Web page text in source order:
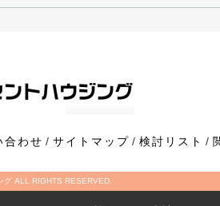
合わせ サイトマップ 検討リスト
グ ALL RIGHTS RESERVED.